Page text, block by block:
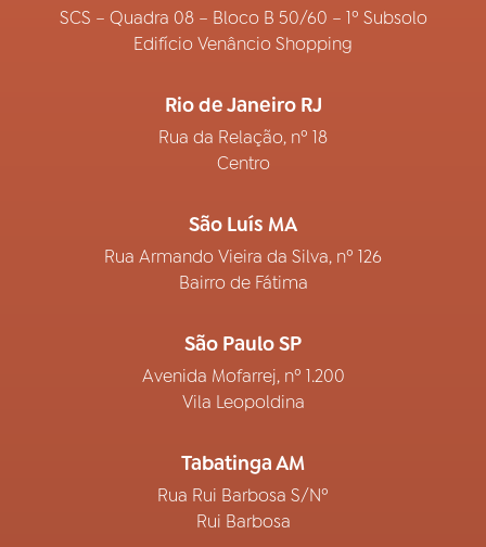
SCS – Quadra 08 – Bloco B 50/60 – 1º Subsolo
Edifício Venâncio Shopping
Rio de Janeiro RJ
Rua da Relação, nº 18
Centro
São Luís MA
Rua Armando Vieira da Silva, nº 126
Bairro de Fátima
São Paulo SP
Avenida Mofarrej, nº 1.200
Vila Leopoldina
Tabatinga AM
Rua Rui Barbosa S/Nº
Rui Barbosa